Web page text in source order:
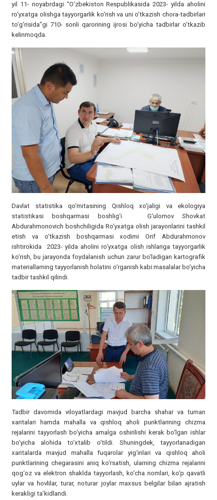
yil 11- noyabrdagi “O‘zbekiston Respublikasida 2023- yilda aholini
ro‘yxatga olishga tayyorgarlik ko‘rish va uni o‘tkazish chora-tadbirlari
to‘g‘risida”gi 710- sonli qarorining ijrosi bo‘yicha tadbirlar o‘tkazib
kelinmoqda.
Davlat statistika qo‘mitasining Qishloq xo‘jaligi va ekologiya
statistikasi boshqarmasi boshlig‘i G‘ulomov Shovkat
Abdurahmonovich boshchiligida Ro‘yxatga olish jarayonlarini tashkil
etish va o‘tkazish boshqarmasi xodimi Orif Abdurahmonov
ishtirokida 2023- yilda aholini ro‘yxatga olish ishlariga tayyorgarlik
ko‘rish, bu jarayonda foydalanish uchun zarur bo‘ladigan kartografik
materiallarning tayyorlanish holatini o‘rganish kabi masalalar bo‘yicha
tadbir tashkil qilindi.
Tadbir davomida viloyatlardagi mavjud barcha shahar va tuman
xaritalari hamda mahalla va qishloq aholi punktlarining chizma
rejalarini tayyorlash bo‘yicha amalga oshirilishi kerak bo‘lgan ishlar
bo‘yicha alohida to‘xtalib o‘tildi. Shuningdek, tayyorlanadigan
xaritalarda mavjud mahalla fuqarolar yig‘inlari va qishloq aholi
punktlarining chegarasini aniq ko‘rsatish, ularning chizma rejalarini
qog‘oz va elektron shaklda tayyorlash, ko‘cha nomlari, ko‘p qavatli
uylar va hovlilar, turar, noturar joylar maxsus belgilar bilan ajratish
kerakligi ta’kidlandi.